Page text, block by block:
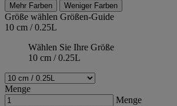
Mehr Farben Weniger Farben
Größe wählen Größen-Guide
10 cm / 0.25L
Wählen Sie Ihre Größe
10 cm / 0.25L
Menge
Menge